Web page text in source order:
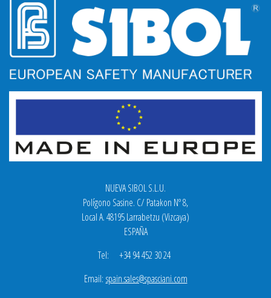
NUEVA SIBOL S.L.U.
Polígono Sasine. C/ Patakon Nº 8,
Local A. 48195 Larrabetzu (Vizcaya)
ESPAÑA
Tel: +34 94 452 30 24
Email: spain.sales@spasciani.com